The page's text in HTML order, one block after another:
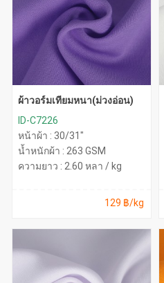
ผ้าวอร์มเทียมหนา(ม่วงอ่อน)
ID-C7226
หน้าผ้า : 30/31"
น้ำหนักผ้า : 263 GSM
ความยาว : 2.60 หลา / kg
129 ฿/kg